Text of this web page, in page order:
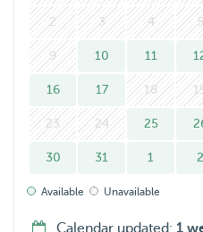
2 3 4 5
9 10 11
16 17 18
23 24 25
30 31 1 2
Available Unavailable
Calendar updated: 1